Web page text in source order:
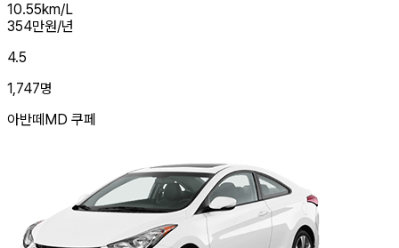
10.55km/L
354만원/년
4.5
1,747명
아반떼MD 쿠페